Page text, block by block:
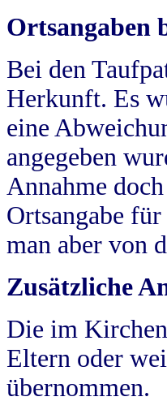
Ortsangaben
Bei den
Herkunft. Es
eine
angegeben
Annahme
Ortsangabe
man aber von
Zusätzliche
Die im
Eltern oder
übernommen.